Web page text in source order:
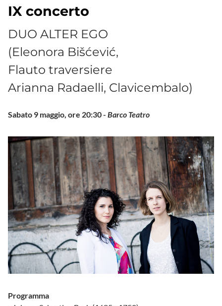
IX concerto
DUO ALTER EGO
(Eleonora Bišćević,
Flauto traversiere
Arianna Radaelli, Clavicembalo)
Sabato 9 maggio, ore 20:30 - Barco Teatro
Programma